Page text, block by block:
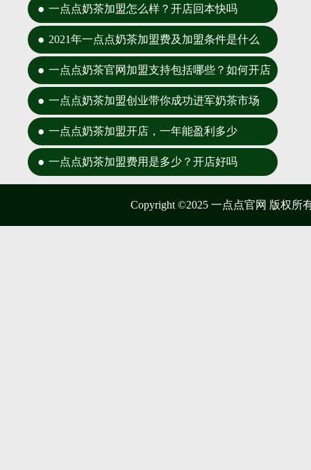
一点点奶茶加盟怎么样？开店回本快吗
2021年一点点奶茶加盟费及加盟条件是什么
一点点奶茶官网加盟支持包括哪些？如何开店
一点点奶茶加盟创业带你成功进军奶茶市场
一点点奶茶加盟开店，一年能盈利多少
一点点奶茶加盟费用是多少？开店好吗
Copyright ©2025 一点点官网 版权所